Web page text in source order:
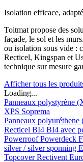
Isolation efficace,
Toitmat propose des
façade, le sol et les
ou isolation sous vide :
Recticel, Kingspan et
technique sur mesure
Afficher tous les
Loading...
Panneaux polystyrène
XPS Soprema
Panneaux
Recticel BI4 BI4 avec
PowerroofPowerdeck F
silver / silver sponning
TopcoverRectivent